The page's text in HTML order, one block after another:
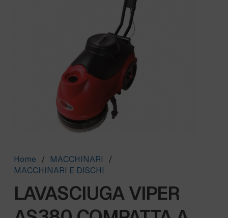
Home / MACCHINARI
/
MACCHINARI E DISCHI
LAVASCIUGA VIPER